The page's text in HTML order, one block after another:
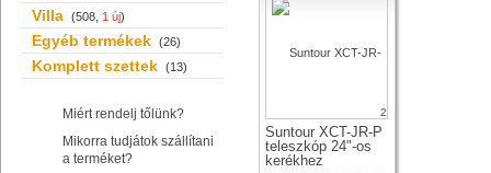
Villa (508, 1 új)
Egyéb termékek (26)
Komplett szettek (13)
Miért rendelj tőlünk?
Mikorra tudjátok szállítani
a terméket?
2
Suntour XCT-JR-P
teleszkóp 24"-os
kerékhez